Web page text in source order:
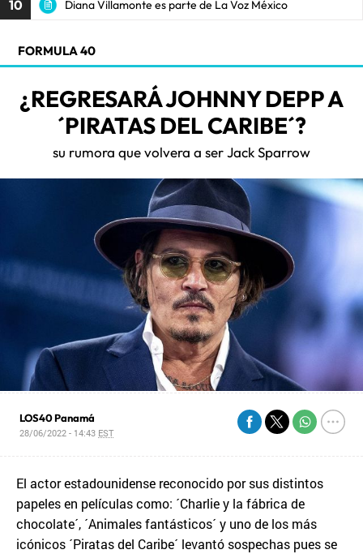
10 Diana Villamonte es parte de La Voz México
FORMULA 40
¿REGRESARÁ JOHNNY DEPP A
´PIRATAS DEL CARIBE´?
su rumora que volvera a ser Jack Sparrow
LOS40 Panamá
28/06/2022 - 14:43 EST
El actor estadounidense reconocido por sus distintos
papeles en películas como: ´Charlie y la fábrica de
chocolate´, ´Animales fantásticos´ y uno de los más
icónicos ´Piratas del Caribe´ levantó sospechas pues se